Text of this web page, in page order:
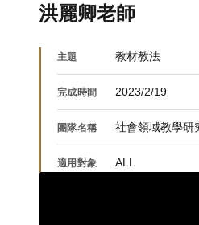
洪麗卿老師
主題 教材教法
完成時間 2023/2/19
團隊名稱 社會領域教學研
適用對象 ALL